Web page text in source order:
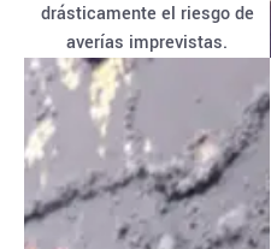
drásticamente el riesgo de
averías imprevistas.